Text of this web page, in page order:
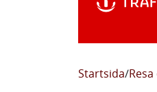
Startsida/